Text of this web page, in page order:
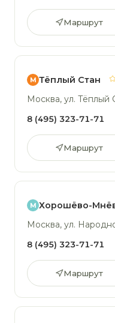
Маршрут
М Тёплый Стан
Москва, ул. Тёплый
8 (495) 323-71-71
Маршрут
М Хорошёво-
Москва, ул.
8 (495) 323-71-71
Маршрут